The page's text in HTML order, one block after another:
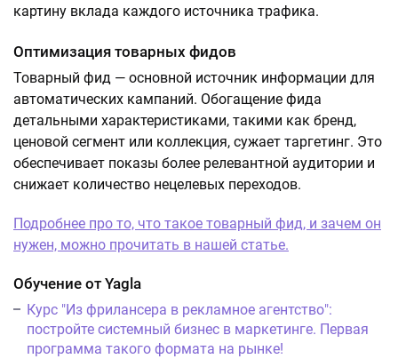
картину вклада каждого источника трафика.
Оптимизация товарных фидов
Товарный фид — основной источник информации для
автоматических кампаний. Обогащение фида
детальными характеристиками, такими как бренд,
ценовой сегмент или коллекция, сужает таргетинг. Это
обеспечивает показы более релевантной аудитории и
снижает количество нецелевых переходов.
Подробнее про то, что такое товарный фид, и зачем он
нужен, можно прочитать в нашей статье.
Обучение от Yagla
Курс "Из фрилансера в рекламное агентство":
постройте системный бизнес в маркетинге. Первая
программа такого формата на рынке!